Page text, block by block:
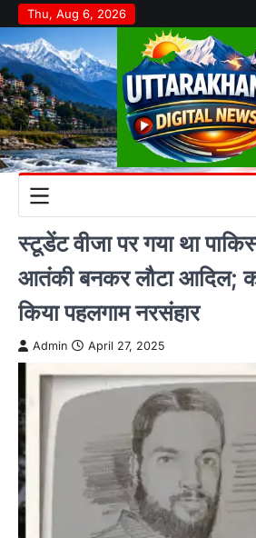
Skip
to
content
Thu, Aug 6, 2026
स्टूडेंट वीजा पर गया था
आतंकी बनकर लौटा आदिल;
किया पहलगाम नरसंहार
Admin April 27, 2025